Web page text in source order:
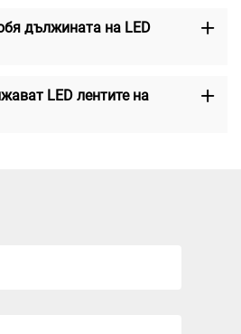
дължината на LED
LED лентите на